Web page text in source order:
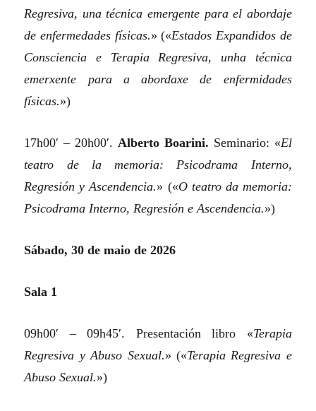
Regresiva, una técnica emergente para el abordaje
de enfermedades físicas.»(«Estados Expandidos de
Consciencia e Terapia Regresiva, unha técnica
emerxente para a abordaxe de enfermidades
físicas.»)
17h00′ – 20h00′. Alberto Boarini. Seminario: «El
teatro de la memoria: Psicodrama Interno,
Regresión y Ascendencia.» («O teatro da memoria:
Psicodrama Interno, Regresión e Ascendencia.»)
Sábado, 30 de maio de 2026
Sala 1
09h00′ – 09h45′. Presentación libro «Terapia
Regresiva y Abuso Sexual.» («Terapia Regresiva e
Abuso Sexual.»)